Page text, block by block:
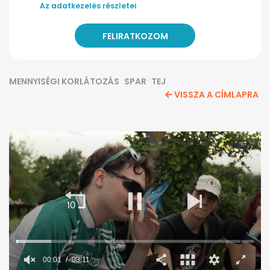
Az adatkezelés részletei
MENNYISÉGI KORLÁTOZÁS SPAR TEJ
VISSZA A CÍMLAPRA
00:02 03:11